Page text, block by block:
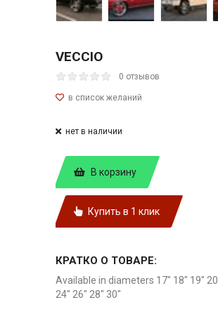
VECCIO
0 отзывов
нет в наличии
В корзину
Купить в 1 клик
КРАТКО О ТОВАРЕ:
Available in diameters 17" 18" 19"
24" 26" 28" 30"